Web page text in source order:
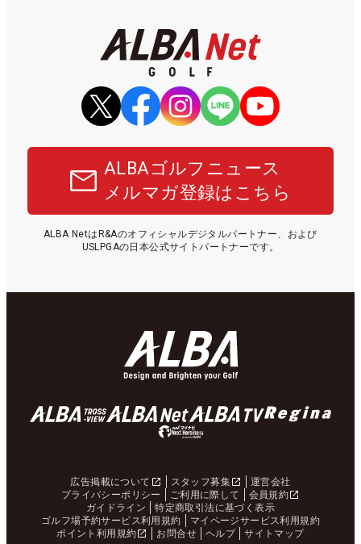
ALBAゴルフニュース
メルマガ登録はこちら
ALBA NetはR&Aのオフィシャルデジタルパートナー、および
USLPGAの日本公式サイトパートナーです。
広告掲載について スタッフ募集
運営会社
プライバシーポリシー
ご利用に際して
会員規約
ガイドライン
特定商取引法に基づく表示
ゴルフ場予約サービス利用規約
マイページサービス利用規約
ポイント利用規約
お問合せ ヘルプ サイトマップ